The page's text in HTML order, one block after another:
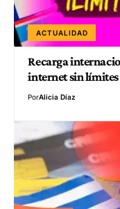
ACTUALIDAD
Recarga
internet sin límites
PorAlicia Díaz